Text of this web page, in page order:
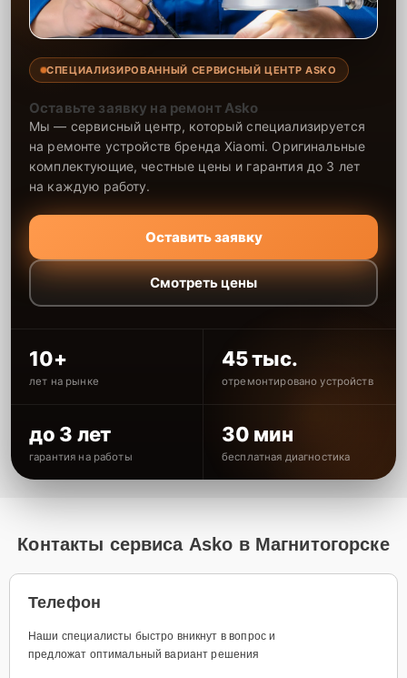
СПЕЦИАЛИЗИРОВАННЫЙ СЕРВИСНЫЙ ЦЕНТР ASKO
Оставьте заявку на ремонт Asko
Мы — сервисный центр, который специализируется
на ремонте устройств бренда Xiaomi. Оригинальные
комплектующие, честные цены и гарантия до 3 лет
на каждую работу.
Оставить заявку
Смотреть цены
10+
лет на рынке
45 тыс.
отремонтировано устройств
до 3 лет
гарантия на работы
30 мин
бесплатная диагностика
Контакты сервиса Asko в Магнитогорске
Телефон
Наши специалисты быстро вникнут в вопрос и
предложат оптимальный вариант решения